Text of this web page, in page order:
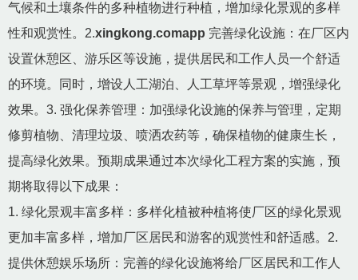
气候和土壤条件的多种植物进行种植，增加绿化景观的多样
性和观赏性。2.xingkong.comapp 完善绿化设施：在厂区内
设置休憩区、游乐区等设施，提供居民和工作人员一个舒适
的环境。同时，增设人工湖泊、人工草坪等景观，增强绿化
效果。3. 强化保养管理：加强绿化设施的保养与管理，定期
修剪植物、清理垃圾、喷洒农药等，确保植物的健康生长，
提高绿化效果。预期成果通过本次绿化工程方案的实施，预
期将取得以下成果：
1. 绿化景观丰富多样：多样化植被种植将使厂区的绿化景观
更加丰富多样，增加厂区居民和游客的观赏性和舒适感。2.
提供休憩娱乐场所：完善的绿化设施将给厂区居民和工作人